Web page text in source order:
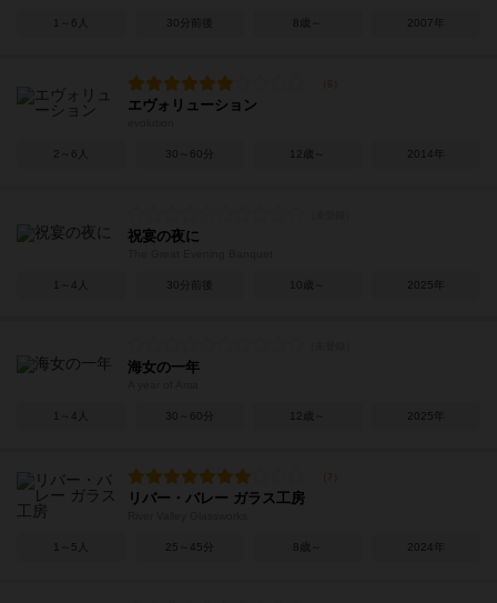
1～6人 30分前後 8歳～ 2007年
エヴォリューション
2～6人 30～60分 12歳～ 2014年
祝宴の夜に
1～4人 30分前後 10歳～ 2025年
海女の一年
1～4人 30～60分 12歳～ 2025年
リバー・バレー ガラス工房
1～5人 25～45分 8歳～ 2024年